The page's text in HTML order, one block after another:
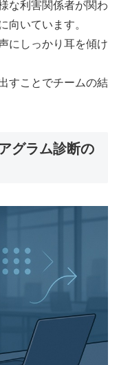
な利害関係者が関わ
向いています。
にしっかり耳を傾け
すことでチームの結
グラム診断の